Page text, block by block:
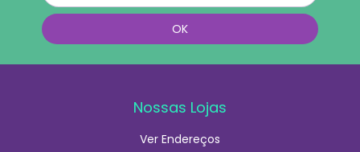
Nossas Lojas
Ver Endereços